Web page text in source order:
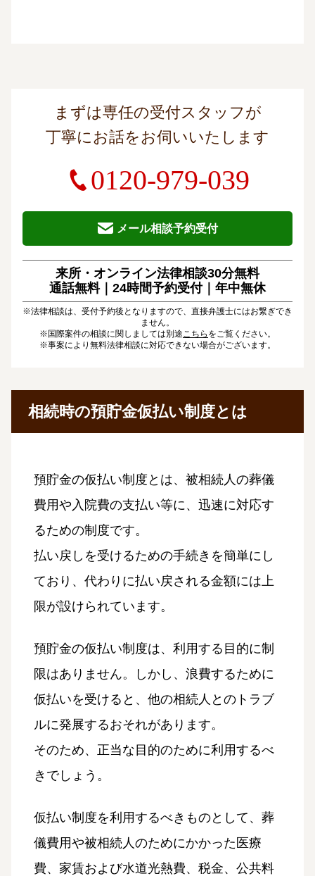
まずは専任の受付スタッフが
丁寧にお話をお伺いいたします
0120-979-039
メール相談予約受付
来所・オンライン法律相談30分無料
通話無料｜24時間予約受付｜ 年中無休
※法律相談は、受付予約後となりますので、直接弁護士にはお繋ぎでき
ません。
※国際案件の相談に関しましては別途 こちら をご覧ください。
※事案により無料法律相談に対応できない場合がございます。
相続時の預貯金仮払い制度とは
預貯金の仮払い制度とは、被相続人の葬儀
費用や入院費の支払い等に、迅速に対応す
るための制度です。
払い戻しを受けるための手続きを簡単にし
ており、代わりに払い戻される金額には上
限が設けられています。
預貯金の仮払い制度は、利用する目的に制
限はありません。しかし、浪費するために
仮払いを受けると、他の相続人とのトラブ
ルに発展するおそれがあります。
そのため、正当な目的のために利用するべ
きでしょう。
仮払い制度を利用するべきものとして、葬
儀費用や被相続人のためにかかった医療
費、家賃および水道光熱費、税金、公共料